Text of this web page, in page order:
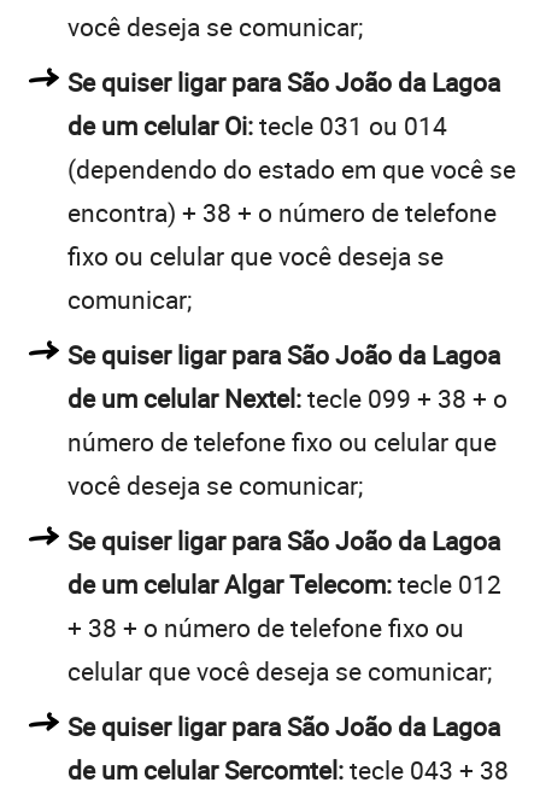
você deseja se comunicar;
Se quiser ligar para São João da Lagoa
de um celular Oi:tecle 031 ou 014
(dependendo do estado em que você se
encontra) + 38 + o número de telefone
fixo ou celular que você deseja se
comunicar;
Se quiser ligar para São João da Lagoa
de um celular Nextel:tecle 099 + 38 + o
número de telefone fixo ou celular que
você deseja se comunicar;
Se quiser ligar para São João da Lagoa
de um celular Algar Telecom:tecle 012
+ 38 + o número de telefone fixo ou
celular que você deseja se comunicar;
Se quiser ligar para São João da Lagoa
de um celular Sercomtel:tecle 043 + 38